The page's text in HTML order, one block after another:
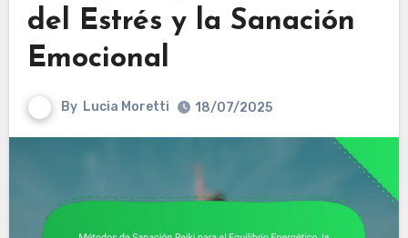
del Estrés y la Sanación
Emocional
By Lucia Moretti 18/07/2025